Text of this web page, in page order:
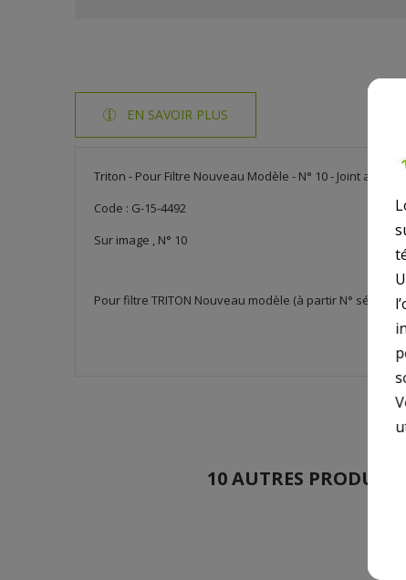
EN SAVOIR PLUS
Triton - Pour Filtre Nouveau Modèle - N° 10 - Joint
Code : G-15-4492
Sur image , N° 10
Pour filtre TRITON Nouveau modèle (à partir N° série
10 AUTRES